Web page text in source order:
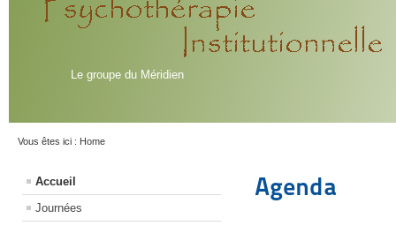
Le groupe du Méridien
Vous êtes ici : Home
Accueil
Journées
Agenda